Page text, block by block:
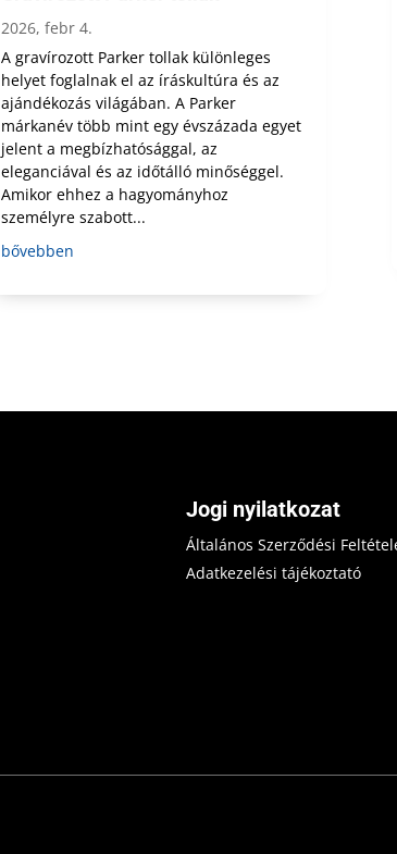
2026, febr 4.
A gravírozott Parker tollak különleges
helyet foglalnak el az íráskultúra és az
ajándékozás világában. A Parker
márkanév több mint egy évszázada egyet
jelent a megbízhatósággal, az
eleganciával és az időtálló minőséggel.
Amikor ehhez a hagyományhoz
személyre szabott...
bővebben
Jogi nyilatkozat
Általános Szerződési
Adatkezelési tájékoztató